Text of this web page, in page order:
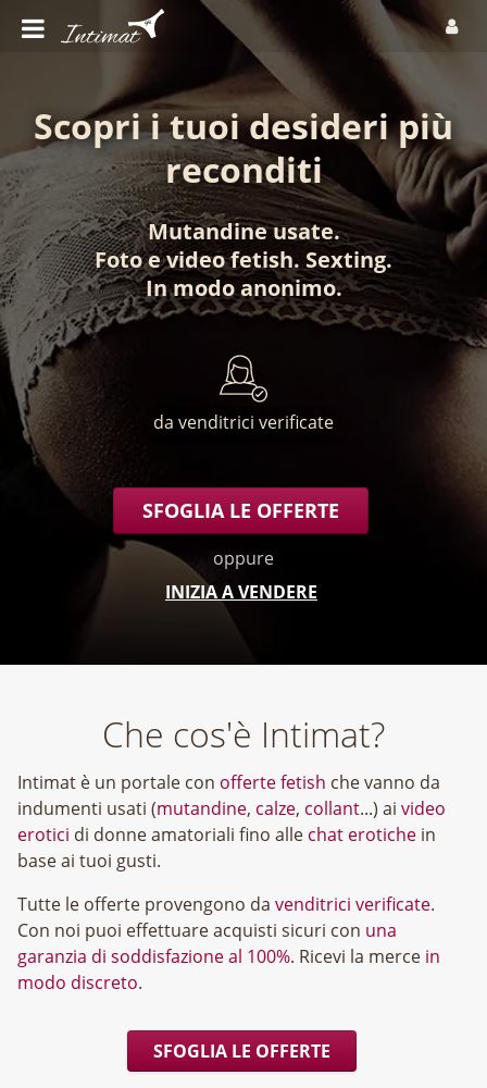
Scopri i tuoi desideri più
reconditi
Mutandine usate.
Fotoevideo fetish. Sexting.
In modo anonimo.
da venditrici verificate
SFOGLIA LE OFFERTE
oppure
INIZIA A VENDERE
Che cos'è Intimat?
Intimat è un portale con offerte fetish che vanno da
indumenti usati (mutandine, calze, collant...) ai video
erotici di donne amatoriali fino alle chat erotiche in
base ai tuoi gusti.
Tutte le offerte provengono da venditrici verificate.
Con noi puoi effettuare acquisti sicuri con una
garanzia di soddisfazione al 100%. Ricevi la merce in
modo discreto.
SFOGLIA LE OFFERTE